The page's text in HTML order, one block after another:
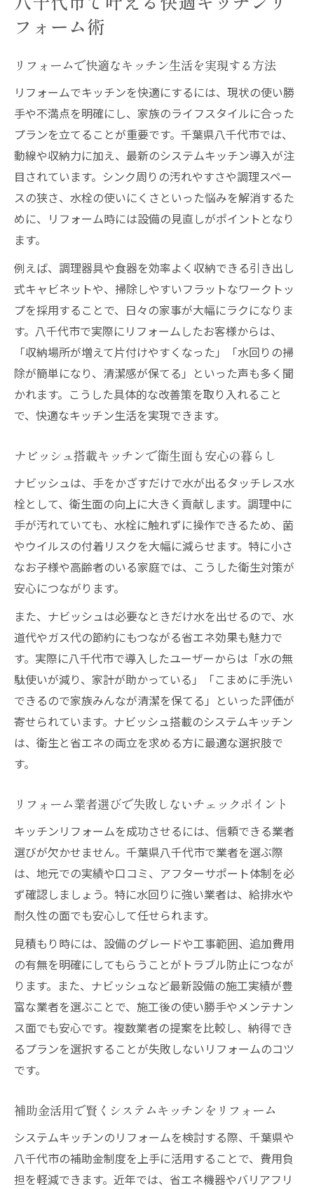
フォーム術
リフォームで快適なキッチン生活を実現する方法
リフォームでキッチンを快適にするには、現状の使い勝
手や不満点を明確にし、家族のライフスタイルに合った
プランを立てることが重要です。千葉県八千代市では、
動線や収納力に加え、最新のシステムキッチン導入が注
目されています。シンク周りの汚れやすさや調理スペー
スの狭さ、水栓の使いにくさといった悩みを解消するた
めに、リフォーム時には設備の見直しがポイントとなり
ます。
例えば、調理器具や食器を効率よく収納できる引き出し
式キャビネットや、掃除しやすいフラットなワークトッ
プを採用することで、日々の家事が大幅にラクになりま
す。八千代市で実際にリフォームしたお客様からは、
「収納場所が増えて片付けやすくなった」「水回りの掃
除が簡単になり、清潔感が保てる」といった声も多く聞
かれます。こうした具体的な改善策を取り入れること
で、快適なキッチン生活を実現できます。
ナビッシュ搭載キッチンで衛生面も安心の暮らし
ナビッシュは、手をかざすだけで水が出るタッチレス水
栓として、衛生面の向上に大きく貢献します。調理中に
手が汚れていても、水栓に触れずに操作できるため、菌
やウイルスの付着リスクを大幅に減らせます。特に小さ
なお子様や高齢者のいる家庭では、こうした衛生対策が
安心につながります。
また、ナビッシュは必要なときだけ水を出せるので、水
道代やガス代の節約にもつながる省エネ効果も魅力で
す。実際に八千代市で導入したユーザーからは「水の無
駄使いが減り、家計が助かっている」「こまめに手洗い
できるので家族みんなが清潔を保てる」といった評価が
寄せられています。ナビッシュ搭載のシステムキッチン
は、衛生と省エネの両立を求める方に最適な選択肢で
す。
リフォーム業者選びで失敗しないチェックポイント
キッチンリフォームを成功させるには、信頼できる業者
選びが欠かせません。千葉県八千代市で業者を選ぶ際
は、地元での実績や口コミ、アフターサポート体制を必
ず確認しましょう。特に水回りに強い業者は、給排水や
耐久性の面でも安心して任せられます。
見積もり時には、設備のグレードや工事範囲、追加費用
の有無を明確にしてもらうことがトラブル防止につなが
ります。また、ナビッシュなど最新設備の施工実績が豊
富な業者を選ぶことで、施工後の使い勝手やメンテナン
ス面でも安心です。複数業者の提案を比較し、納得でき
るプランを選択することが失敗しないリフォームのコツ
です。
補助金活用で賢くシステムキッチンをリフォーム
システムキッチンのリフォームを検討する際、千葉県や
八千代市の補助金制度を上手に活用することで、費用負
担を軽減できます。近年では、省エネ機器やバリアフリ